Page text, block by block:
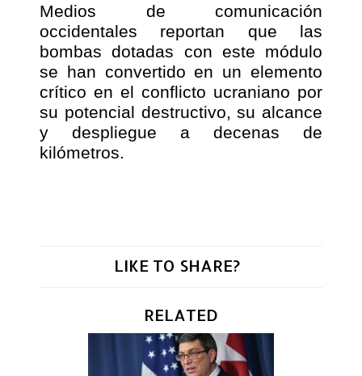
Medios de comunicación
occidentales reportan que las
bombas dotadas con este módulo
se han convertido en un elemento
crítico en el conflicto ucraniano por
su potencial destructivo, su alcance
y despliegue a decenas de
kilómetros.
LIKE TO SHARE?
RELATED